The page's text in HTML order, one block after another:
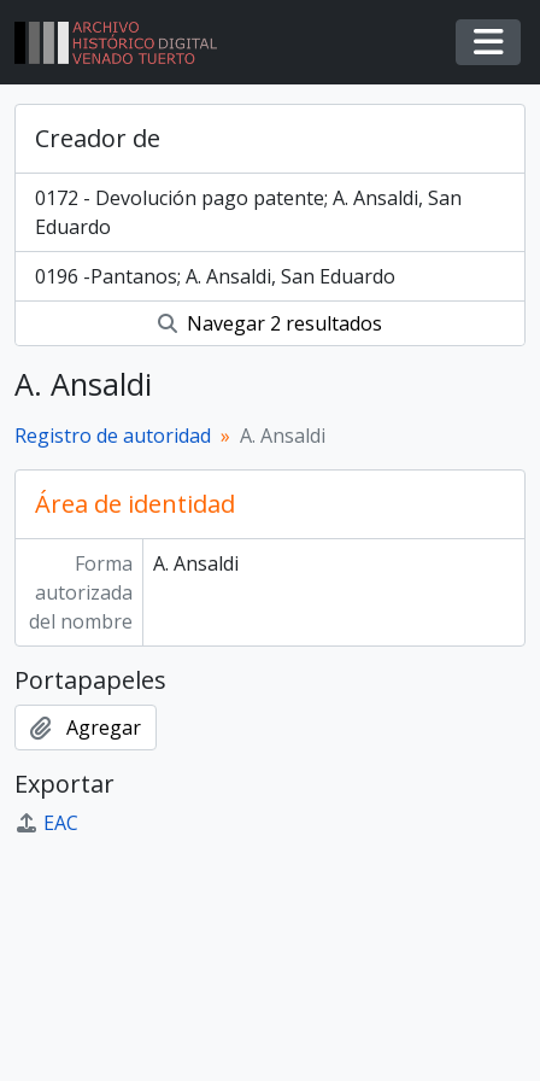
Skip to main content
Creador de
0172 - Devolución pago patente; A. Ansaldi, San
Eduardo
0196 -Pantanos; A. Ansaldi, San Eduardo
Navegar 2 resultados
A. Ansaldi
Registro de autoridad A. Ansaldi
Área de identidad
Forma
autorizada
del nombre
A. Ansaldi
Portapapeles
Agregar
Exportar
EAC